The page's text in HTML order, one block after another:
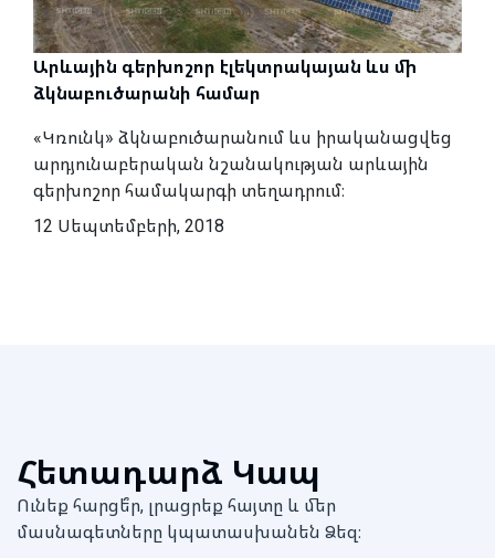
Արևային գերխոշոր էլեկտրակայան ևս մի
ձկնաբուծարանի համար
«Կռունկ» ձկնաբուծարանում ևս իրականացվեց
արդյունաբերական նշանակության արևային
գերխոշոր համակարգի տեղադրում։
12 Սեպտեմբերի, 2018
Հետադարձ Կապ
Ունեք հարցե՞ր, լրացրեք հայտը և մեր
մասնագետները կպատասխանեն Ձեզ։